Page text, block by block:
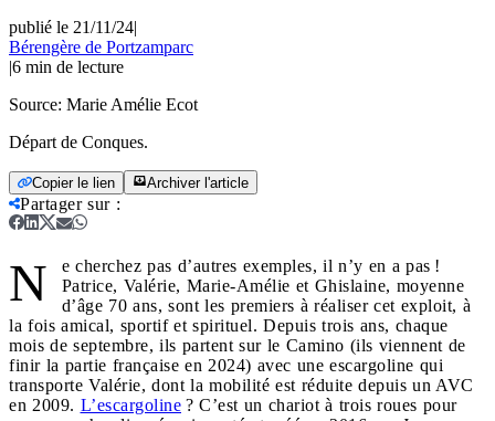
publié le 21/11/24|
Bérengère de Portzamparc
|6 min de lecture
Source: Marie Amélie Ecot
Départ de Conques.
Copier le lien Archiver l'article
Partager sur:
N
e cherchez pas d’autres exemples, il n’y en a pas !
Patrice, Valérie, Marie-Amélie et Ghislaine, moyenne
d’âge 70 ans, sont les premiers à réaliser cet exploit, à
la fois amical, sportif et spirituel. Depuis trois ans, chaque
mois de septembre, ils partent sur le Camino (ils viennent de
finir la partie française en 2024) avec une escargoline qui
transporte Valérie, dont la mobilité est réduite depuis un AVC
en 2009. L’escargoline ? C’est un chariot à trois roues pour